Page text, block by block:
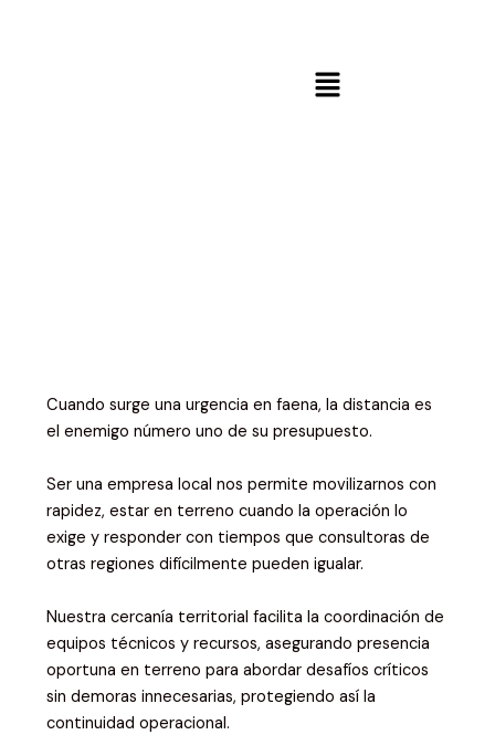
Menú
Cuando surge una urgencia en faena, la distancia es
el enemigo número uno de su presupuesto.
Ser una empresa local nos permite movilizarnos con
rapidez, estar en terreno cuando la operación lo
exige y responder con tiempos que consultoras de
otras regiones difícilmente pueden igualar.
Nuestra cercanía territorial facilita la coordinación de
equipos técnicos y recursos, asegurando presencia
oportuna en terreno para abordar desafíos críticos
sin demoras innecesarias, protegiendo así la
continuidad operacional.